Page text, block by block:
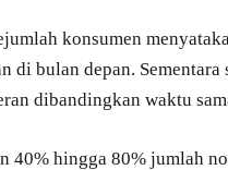
konsumen
di bulan depan.
dibandingkan waktu
40% hingga 80% jumlah